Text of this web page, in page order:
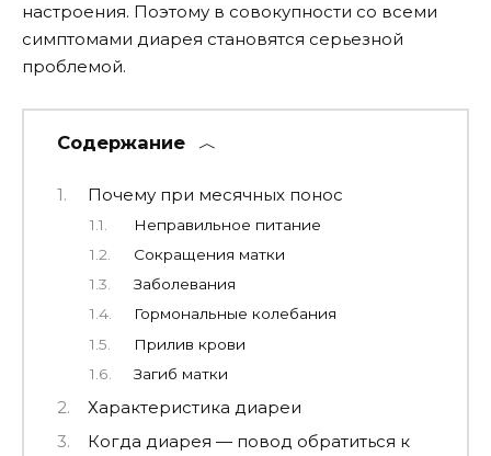
настроения. Поэтому в совокупности со всеми
симптомами диарея становятся серьезной
проблемой.
Содержание
Почему при месячных понос
Неправильное питание
Сокращения матки
Заболевания
Гормональные колебания
Прилив крови
Загиб матки
Характеристика диареи
Когда диарея — повод обратиться к